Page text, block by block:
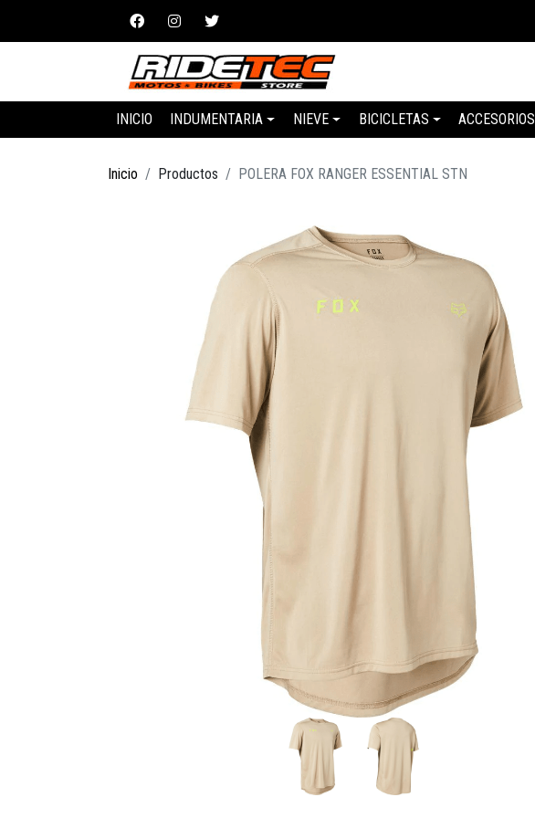
INICIO INDUMENTARIA NIEVE BICICLETAS ACCESORIOS
Inicio Productos POLERA FOX RANGER ESSENTIAL STN